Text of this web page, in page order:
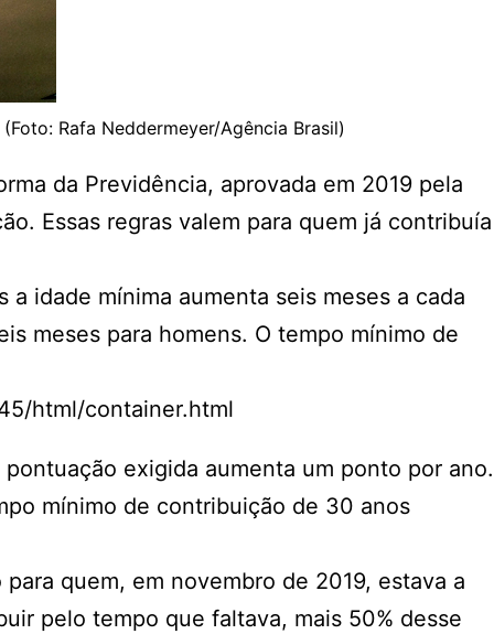
Rafa Neddermeyer/Agência Brasil)
da Previdência, aprovada em 2019 pela
Essas regras valem para quem já contribuía
idade mínima aumenta seis meses a cada
meses para homens. O tempo mínimo de
html/container.html
exigida aumenta um ponto por ano.
mínimo de contribuição de 30 anos
quem, em novembro de 2019, estava a
pelo tempo que faltava, mais 50% desse